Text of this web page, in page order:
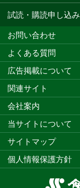
試読・購読申し込み
お問い合わせ
よくある質問
広告掲載について
関連サイト
会社案内
当サイトについて
サイトマップ
個人情報保護方針